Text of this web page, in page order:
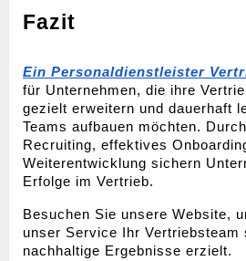
Fazit
Ein Personaldienstleister
für Unternehmen, die ihre
gezielt erweitern und dauerhaft
Teams aufbauen möchten.
Recruiting, effektives
Weiterentwicklung sichern
Erfolge im Vertrieb.
Besuchen Sie unsere Website,
unser Service Ihr Vertriebsteam
nachhaltige Ergebnisse erzielt.